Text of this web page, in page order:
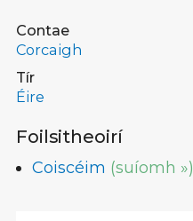
Contae
Corcaigh
Tír
Éire
Foilsitheoirí
Coiscéim (suíomh »)